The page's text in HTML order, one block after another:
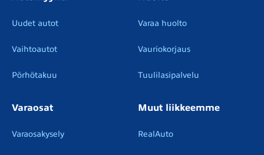
Uudet autot
Vaihtoautot
Pörhötakuu
Varaa huolto
Vauriokorjaus
Tuulilasipalvelu
Varaosat
Varaosakysely
Muut liikkeemme
RealAuto